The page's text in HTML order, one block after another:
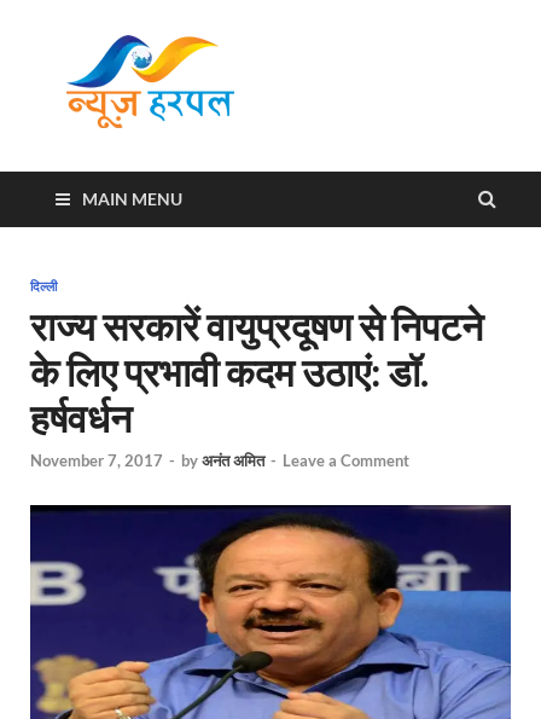
MAIN MENU
दिल्ली
राज्‍य सरकारें वायुप्रदूषण से निपटने
के लिए प्रभावी कदम उठाएं: डॉ.
हर्षवर्धन
November 7, 2017 - byअनंत अमित - Leave a Comment